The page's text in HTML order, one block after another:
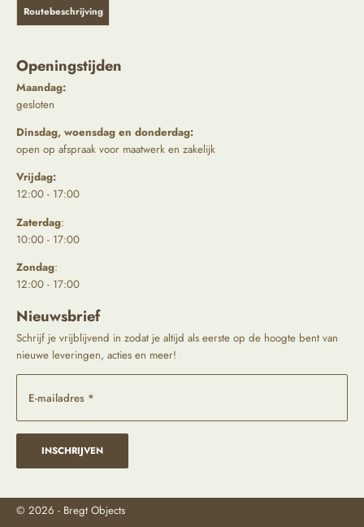
Routebeschrijving
Openingstijden
Maandag:
gesloten
Dinsdag, woensdag en donderdag:
open op afspraak voor maatwerk en zakelijk
Vrijdag:
12:00 - 17:00
Zaterdag:
10:00 - 17:00
Zondag:
12:00 - 17:00
Nieuwsbrief
Schrijf je vrijblijvend in zodat je altijd als eerste op de hoogte bent van
nieuwe leveringen, acties en meer!
E-mailadres *
INSCHRIJVEN
© 2026 - Bregt Objects